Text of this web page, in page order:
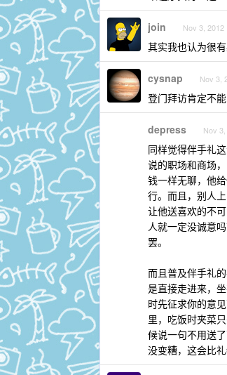
join Nov 3, 2012
其实我也认为很
cysnap Nov 3,
登门拜访肯定不能
depress Nov
同样觉得伴手礼
说的职场和商场
钱一样无聊，他
行。而且，别人
让他送喜欢的不
人就一定没诚意
罢。
而且普及伴手礼
是直接走进来，
时先征求你的意
里，吃饭时夹菜
候说一句不用送
没变糟，这会比礼